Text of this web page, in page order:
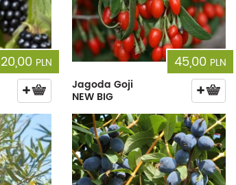
20,00 PLN
45,00 PLN
Jagoda Goji
NEW BIG